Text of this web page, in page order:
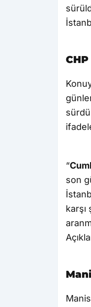
“
son
karşı